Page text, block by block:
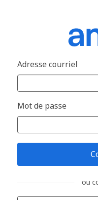
Adresse courriel
Mot de passe
ou